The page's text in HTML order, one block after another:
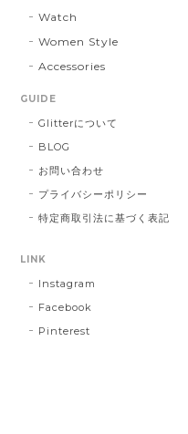
Watch
Women Style
Accessories
GUIDE
Glitterについて
BLOG
お問い合わせ
プライバシーポリシー
特定商取引法に基づく表記
LINK
Instagram
Facebook
Pinterest